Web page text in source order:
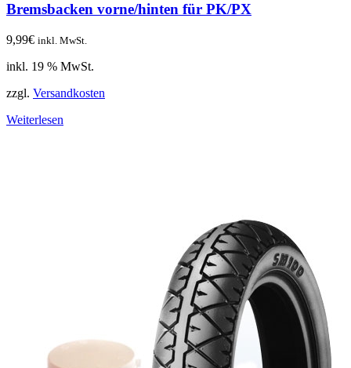
Bremsbacken vorne/hinten für PK/PX
9,99€ inkl. MwSt.
inkl. 19 % MwSt.
zzgl. Versandkosten
Weiterlesen